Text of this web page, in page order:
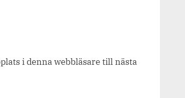
i denna webbläsare till nästa